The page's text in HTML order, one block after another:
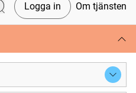
Logga in Om tjänsten